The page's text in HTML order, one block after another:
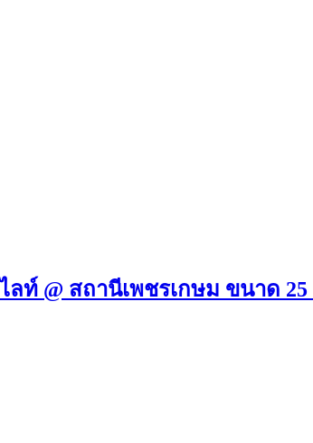
ท์ @ สถานีเพชรเกษม ขนาด